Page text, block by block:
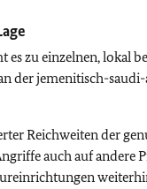
es zu einzelnen, lokal
der jemenitisch-
Reichweiten der
auch auf andere